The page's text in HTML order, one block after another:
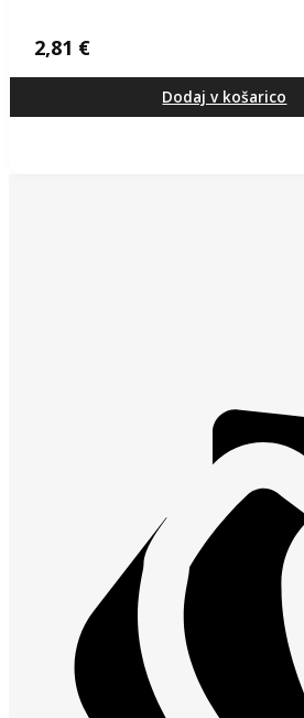
2,81 €
Dodaj v košarico